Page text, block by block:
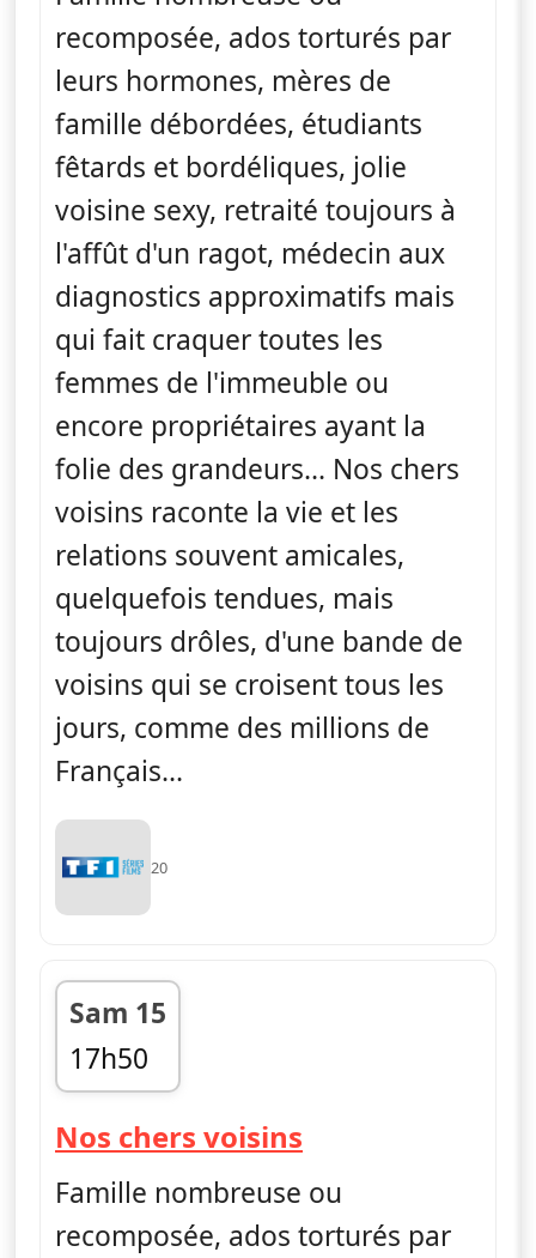
recomposée, ados torturés par
leurs hormones, mères de
famille débordées, étudiants
fêtards et bordéliques, jolie
voisine sexy, retraité toujours à
l'affût d'un ragot, médecin aux
diagnostics approximatifs mais
qui fait craquer toutes les
femmes de l'immeuble ou
encore propriétaires ayant la
folie des grandeurs... Nos chers
voisins raconte la vie et les
relations souvent amicales,
quelquefois tendues, mais
toujours drôles, d'une bande de
voisins qui se croisent tous les
jours, comme des millions de
Français...
20
Sam 15
17h50
fin 21h05
Nos chers voisins
Famille nombreuse ou
recomposée, ados torturés par